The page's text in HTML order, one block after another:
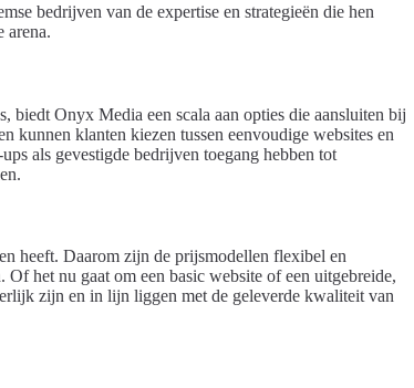
bedrijven van de expertise en strategieën die hen
arena.
biedt Onyx Media een scala aan opties die aansluiten bij
kunnen klanten kiezen tussen eenvoudige websites en
als gevestigde bedrijven toegang hebben tot
heeft. Daarom zijn de prijsmodellen flexibel en
het nu gaat om een basic website of een uitgebreide,
zijn en in lijn liggen met de geleverde kwaliteit van